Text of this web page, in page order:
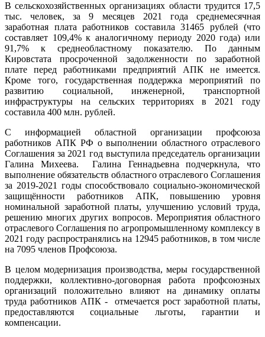
В сельскохозяйственных организациях области трудится 17,5
тыс. человек, за 9 месяцев 2021 года среднемесячная
заработная плата работников составила 31465 рублей (что
составляет 109,4% к аналогичному периоду 2020 года) или
91,7% к среднеобластному показателю. По данным
Кировстата просроченной задолженности по заработной
плате перед работниками предприятий АПК не имеется.
Кроме того, государственная поддержка мероприятий по
развитию социальной, инженерной, транспортной
инфраструктуры на сельских территориях в 2021 году
составила 400 млн. рублей.
С информацией областной организации профсоюза
работников АПК РФ о выполнении областного отраслевого
Соглашения за 2021 год выступила председатель организации
Галина Михеева. Галина Геннадьевна подчеркнула, что
выполнение обязательств областного отраслевого Соглашения
за 2019-2021 годы способствовало социально-экономической
защищённости работников АПК, повышению уровня
номинальной заработной платы, улучшению условий труда,
решению многих других вопросов. Мероприятия областного
отраслевого Соглашения по агропромышленному комплексу в
2021 году распространялись на 12945 работников, в том числе
на 7095 членов Профсоюза.
В целом модернизация производства, меры государственной
поддержки, коллективно-договорная работа профсоюзных
организаций положительно влияют на динамику оплаты
труда работников АПК - отмечается рост заработной платы,
предоставляются социальные льготы, гарантии и
компенсации.